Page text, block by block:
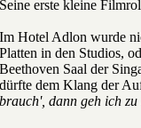
Seine erste kleine
Im Hotel Adlon wurde
Platten in den Studios,
Beethoven Saal der
dürfte dem Klang der
brauch', dann geh ich